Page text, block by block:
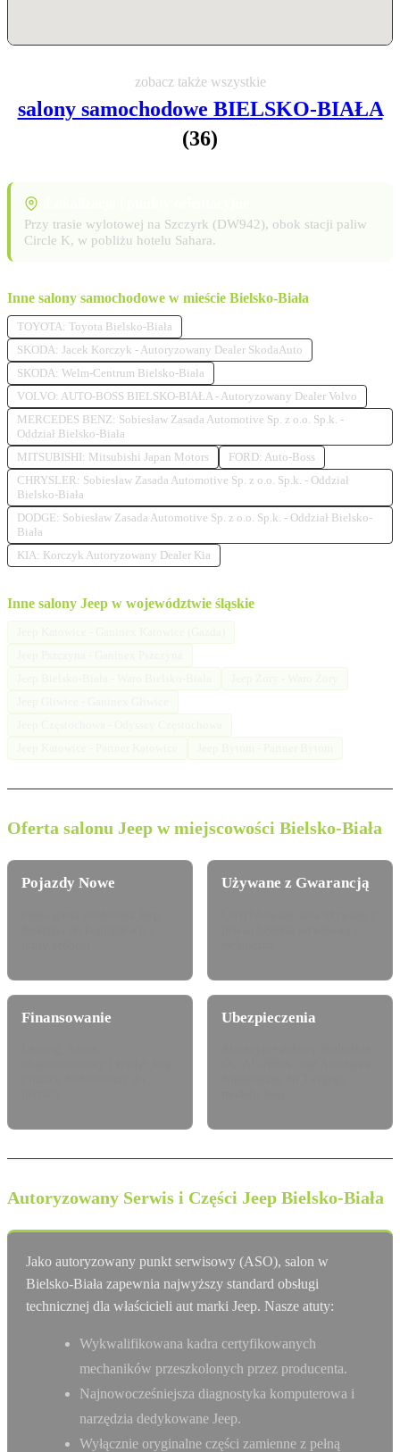
zobacz także wszystkie
salony samochodowe BIELSKO-BIAŁA
(36)
Przy trasie wylotowej na Szczyrk (DW942), obok stacji paliw
Circle K, w pobliżu hotelu Sahara.
Inne salony samochodowe w mieście Bielsko-Biała
TOYOTA: Toyota Bielsko-Biała
SKODA: Jacek Korczyk - Autoryzowany Dealer SkodaAuto
SKODA: Welm-Centrum Bielsko-Biała
VOLVO: AUTO-BOSS BIELSKO-BIAŁA - Autoryzowany Dealer Volvo
MERCEDES BENZ: Sobiesław Zasada Automotive Sp. z o.o. Sp.k. -
Oddział Bielsko-Biała
MITSUBISHI: Mitsubishi Japan Motors
FORD: Auto-Boss
CHRYSLER: Sobiesław Zasada Automotive Sp. z o.o. Sp.k. - Oddział
Bielsko-Biała
DODGE: Sobiesław Zasada Automotive Sp. z o.o. Sp.k. - Oddział Bielsko-
Biała
KIA: Korczyk Autoryzowany Dealer Kia
Inne salony Jeep w województwie śląskie
Oferta salonu Jeep w miejscowości Bielsko-Biała
Pojazdy Nowe Używane z Gwarancją
Finansowanie Ubezpieczenia
Autoryzowany Serwis i Części Jeep Bielsko-Biała
Jako autoryzowany punkt serwisowy (ASO), salon w
Bielsko-Biała zapewnia najwyższy standard obsługi
technicznej dla właścicieli aut marki Jeep. Nasze atuty:
Wykwalifikowana kadra certyfikowanych
mechaników przeszkolonych przez producenta.
Najnowocześniejsza diagnostyka komputerowa i
narzędzia dedykowane Jeep.
Wyłącznie oryginalne części zamienne z pełną